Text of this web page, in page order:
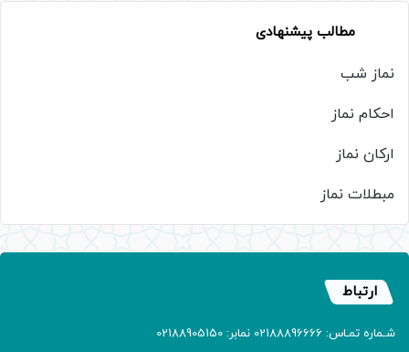
مطالب پیشنهادی
نماز شب
احکام نماز
ارکان نماز
مبطلات نماز
ارتباط
شـماره تمـاس: 02188896666 نمابر: 02188905150